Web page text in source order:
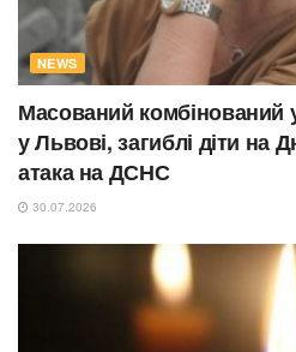
NEWS
Масований
у Львові, загиблі діти на
атака на ДСНС
30.07.2026